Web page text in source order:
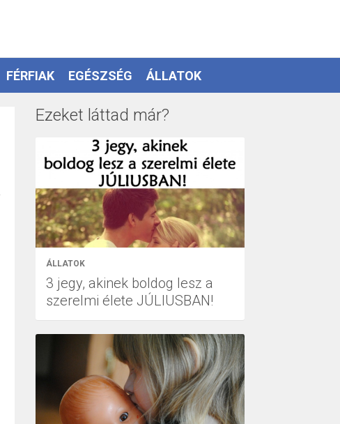
FÉRFIAK EGÉSZSÉG ÁLLATOK
Ezeket láttad már?
ÁLLATOK
3 jegy, akinek boldog lesz a
szerelmi élete JÚLIUSBAN!